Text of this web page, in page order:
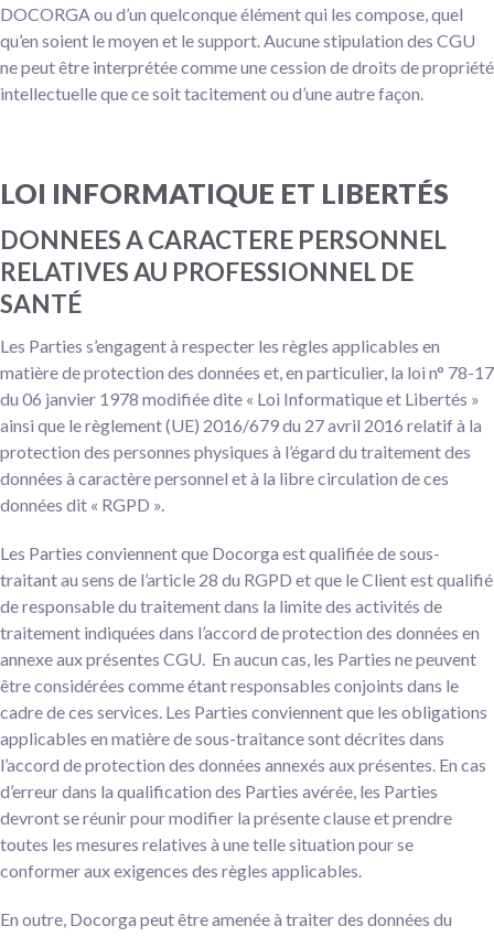
DOCORGA ou d’un quelconque élément qui les compose, quel
qu’en soient le moyen et le support. Aucune stipulation des CGU
ne peut être interprétée comme une cession de droits de propriété
intellectuelle que ce soit tacitement ou d’une autre façon.
LOI INFORMATIQUE ET LIBERTÉS
DONNEES A CARACTERE PERSONNEL
RELATIVES AU PROFESSIONNEL DE
SANTÉ
Les Parties s’engagent à respecter les règles applicables en
matière de protection des données et, en particulier, la loi n° 78-17
du 06 janvier 1978 modifiée dite « Loi Informatique et Libertés »
ainsi que le règlement (UE) 2016/679 du 27 avril 2016 relatif à la
protection des personnes physiques à l’égard du traitement des
données à caractère personnel et à la libre circulation de ces
données dit « RGPD ».
Les Parties conviennent que Docorga est qualifiée de sous-
traitant au sens de l’article 28 du RGPD et que le Client est qualifié
de responsable du traitement dans la limite des activités de
traitement indiquées dans l’accord de protection des données en
annexe aux présentes CGU. En aucun cas, les Parties ne peuvent
être considérées comme étant responsables conjoints dans le
cadre de ces services. Les Parties conviennent que les obligations
applicables en matière de sous-traitance sont décrites dans
l’accord de protection des données annexés aux présentes. En cas
d’erreur dans la qualification des Parties avérée, les Parties
devront se réunir pour modifier la présente clause et prendre
toutes les mesures relatives à une telle situation pour se
conformer aux exigences des règles applicables.
En outre, Docorga peut être amenée à traiter des données du